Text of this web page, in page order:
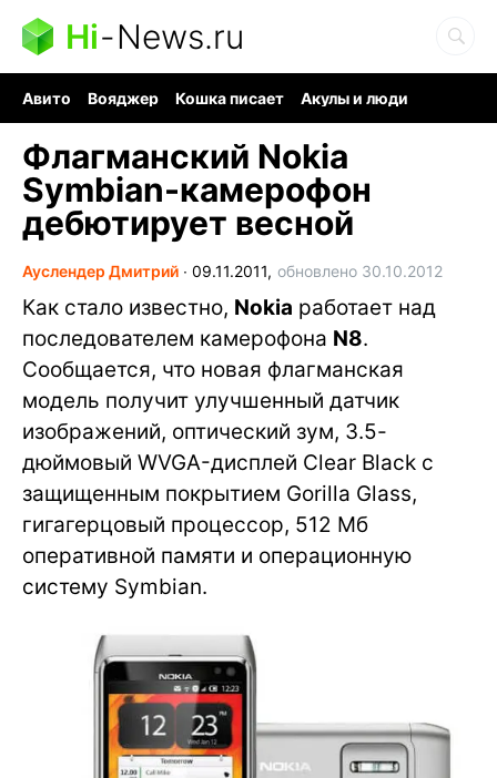
Hi-News.ru
Авито Вояджер Кошка писает
Акулы и люди
Флагманский Nokia
Symbian-камерофон
дебютирует весной
Ауслендер Дмитрий ∙ 09.11.2011, обновлено 30.10.2012
Как стало известно, Nokia работает над
последователем камерофона N8.
Сообщается, что новая флагманская
модель получит улучшенный датчик
изображений, оптический зум, 3.5-
дюймовый WVGA-дисплей Clear Black с
защищенным покрытием Gorilla Glass,
гигагерцовый процессор, 512 Мб
оперативной памяти и операционную
систему Symbian.